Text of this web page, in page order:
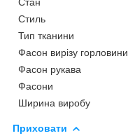
Стиль
Тип тканини
Фасон вирізу горловини
Фасон рукава
Фасони
Ширина виробу
Приховати